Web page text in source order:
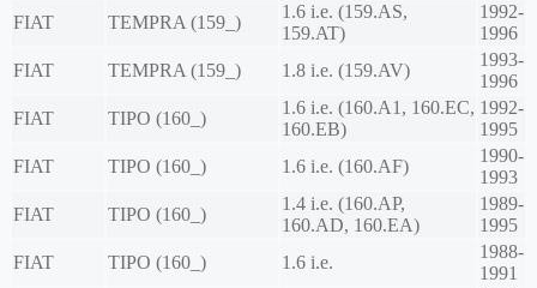
FIAT
TEMPRA (159_)
1.6 i.e. (159.AS,
159.AT)
1992-
1996
FIAT
TEMPRA (159_) 1.8 i.e. (159.AV)
1993-
1996
FIAT
TIPO (160_)
1.6 i.e. (160.A1, 160.EC,
160.EB)
1992-
1995
FIAT
TIPO (160_) 1.6 i.e. (160.AF)
1990-
1993
FIAT
TIPO (160_)
1.4 i.e. (160.AP,
160.AD, 160.EA)
1989-
1995
FIAT
TIPO (160_) 1.6 i.e.
1988-
1991